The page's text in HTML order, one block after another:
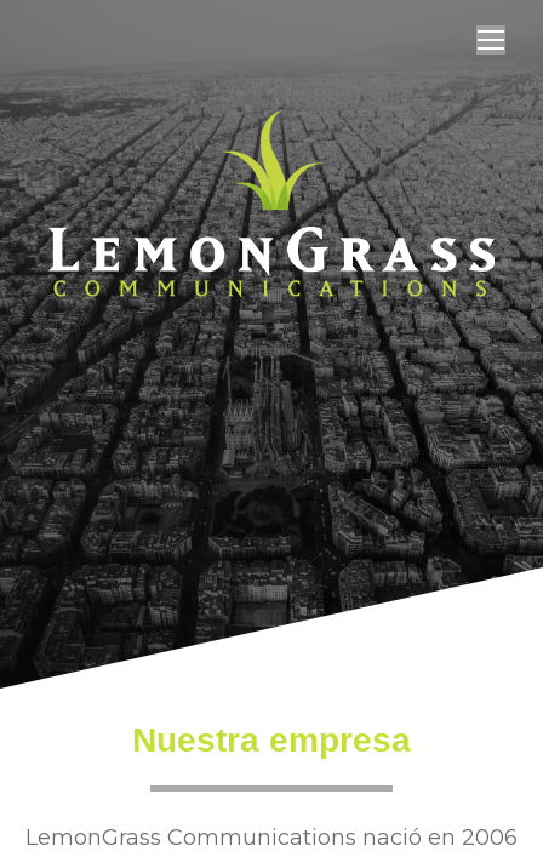
Nuestra empresa
LemonGrass Communications nació en 2006